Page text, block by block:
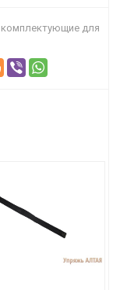
комплектующие для
ПОДРОБНЕЕ
5500 р.